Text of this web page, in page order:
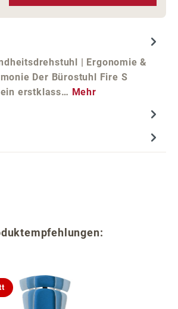
| Ergonomie &
Der Bürostuhl Fire S
erstklass… Mehr
überspringen